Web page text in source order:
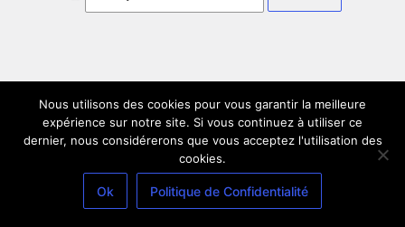
Nous utilisons des cookies pour vous garantir la meilleure
expérience sur notre site. Si vous continuez à utiliser ce
dernier, nous considérerons que vous acceptez l'utilisation des
cookies.
Ok Politique de Confidentialité